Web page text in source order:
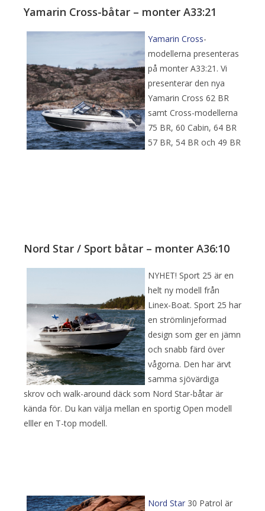
Yamarin Cross-båtar – monter A33:21
Yamarin Cross-
modellerna presenteras
på monter A33:21. Vi
presenterar den nya
Yamarin Cross 62 BR
samt Cross-modellerna
75 BR, 60 Cabin, 64 BR
57 BR, 54 BR och 49 BR
Nord Star / Sport båtar – monter A36:10
NYHET! Sport 25 är en
helt ny modell från
Linex-Boat. Sport 25 har
en strömlinjeformad
design som ger en jämn
och snabb färd över
vågorna. Den har ärvt
samma sjövärdiga
skrov och walk-around däck som Nord Star-båtar är
kända för. Du kan välja mellan en sportig Open modell
elller en T-top modell.
Nord Star 30 Patrol är